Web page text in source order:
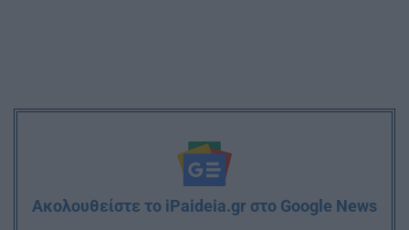
Ακολουθείστε το iPaideia.gr στο Google News